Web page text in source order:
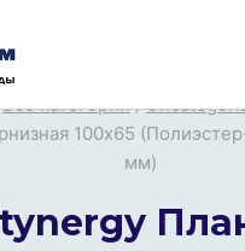
Все категории /
100х65
мм)